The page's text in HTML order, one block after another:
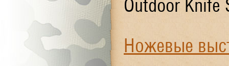
Outdoor
Ножевые